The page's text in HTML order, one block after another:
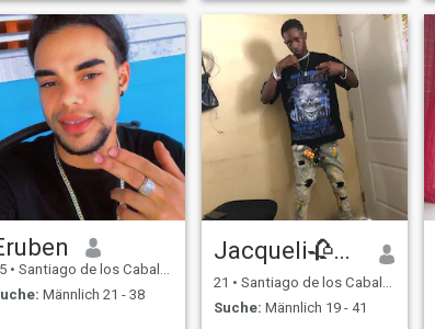
• Santiago de los Caballeros, Santiago, Dom. Rep.
Männlich 21 - 38
Jacqueli🥀💕🎙️
21 • Santiago de los Caballeros, Santiago, Dom. Rep.
Suche: Männlich 19 - 41